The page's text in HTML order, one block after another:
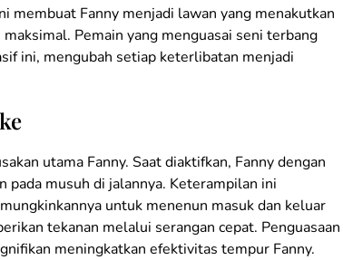
membuat Fanny menjadi lawan yang menakutkan
Pemain yang menguasai seni terbang
ini, mengubah setiap keterlibatan menjadi
utama Fanny. Saat diaktifkan, Fanny dengan
pada musuh di jalannya. Keterampilan ini
untuk menenun masuk dan keluar
tekanan melalui serangan cepat. Penguasaan
meningkatkan efektivitas tempur Fanny.